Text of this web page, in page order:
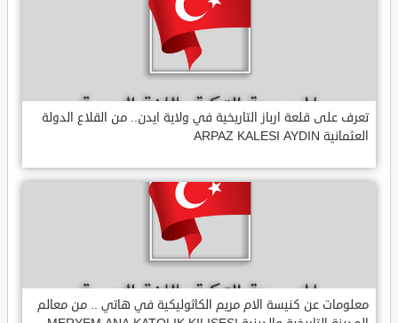
تعرف على قلعة ارباز التاريخية في ولاية ايدن.. من القلاع الدولة
العثمانية ARPAZ KALESI AYDIN
معلومات عن كنيسة الام مريم الكاثوليكية في هاتي .. من معالم